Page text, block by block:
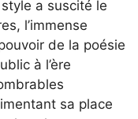
a suscité le
l’immense
de la poésie
à l’ère
sa place